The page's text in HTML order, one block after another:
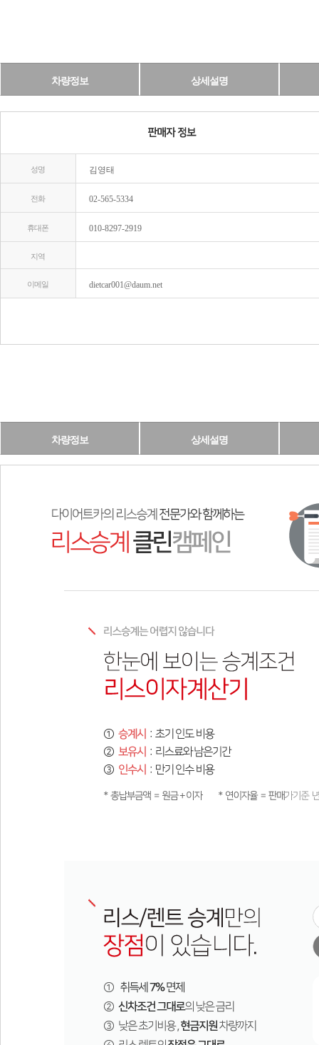
차량정보 상세설명
성명 김영태
전화 02-565-5334
휴대폰 010-8297-2919
지역
이메일 dietcar001@daum.net
차량정보 상세설명